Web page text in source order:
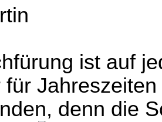
ist auf
für
denn die